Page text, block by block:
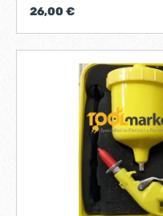
regolazione fine di
Pressione massima: 5
26,00 €